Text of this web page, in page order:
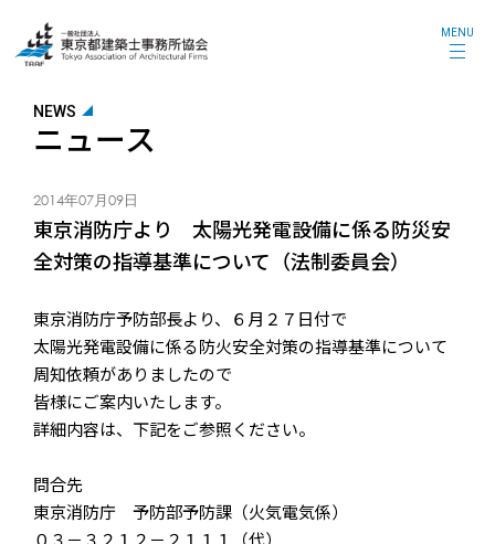
MENU
NEWS
ニュース
2014年07月09日
東京消防庁より 太陽光発電設備に係る防災安
全対策の指導基準について（法制委員会）
東京消防庁予防部長より、６月２７日付で
太陽光発電設備に係る防火安全対策の指導基準について
周知依頼がありましたので
皆様にご案内いたします。
詳細内容は、下記をご参照ください。
問合先
東京消防庁 予防部予防課（火気電気係）
０３－３２１２－２１１１（代）